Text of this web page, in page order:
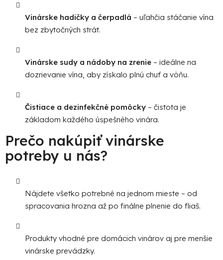
Vinárske hadičky a čerpadlá – uľahčia stáčanie vína
bez zbytočných strát.
Vinárske sudy a nádoby na zrenie – ideálne na
dozrievanie vína, aby získalo plnú chuť a vôňu.
Čistiace a dezinfekčné pomôcky – čistota je
základom každého úspešného vinára.
Prečo nakúpiť vinárske
potreby u nás?
Nájdete všetko potrebné na jednom mieste – od
spracovania hrozna až po finálne plnenie do fliaš.
Produkty vhodné pre domácich vinárov aj pre menšie
vinárske prevádzky.